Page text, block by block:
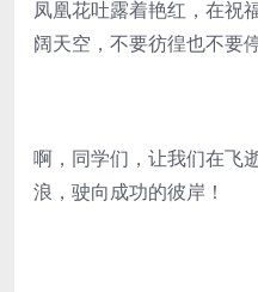
凤凰花吐露着艳红，在祝
阔天空，不要彷徨也不要停
啊，同学们，让我们在飞
浪，驶向成功的彼岸！